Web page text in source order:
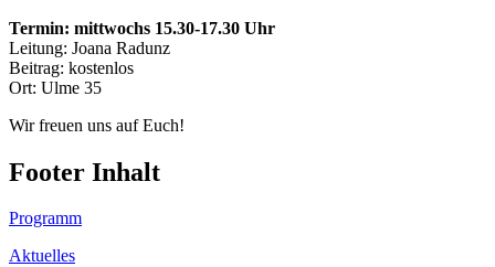
Termin: mittwochs 15.30-17.30 Uhr
Leitung: Joana Radunz
Beitrag: kostenlos
Ort: Ulme 35
Wir freuen uns auf Euch!
Footer Inhalt
Programm
Aktuelles